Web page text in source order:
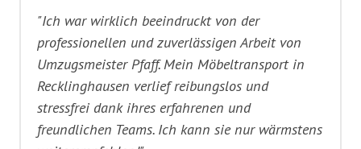
"Ich war wirklich beeindruckt von der
professionellen und zuverlässigen Arbeit von
Umzugsmeister Pfaff. Mein Möbeltransport in
Recklinghausen verlief reibungslos und
stressfrei dank ihres erfahrenen und
freundlichen Teams. Ich kann sie nur wärmstens